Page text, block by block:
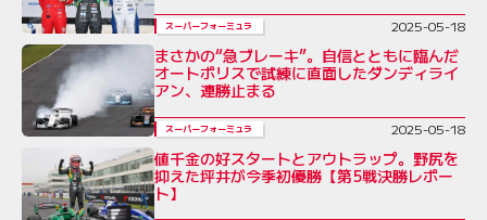
スーパーフォーミュラ 2025-05-18
まさかの“急ブレーキ”。自信とともに臨んだ
オートポリスで試練に直面したダンディライ
アン、連勝止まる
スーパーフォーミュラ 2025-05-18
値千金の好スタートとアウトラップ。野尻を
抑えた坪井が今季初優勝【第5戦決勝レポー
ト】